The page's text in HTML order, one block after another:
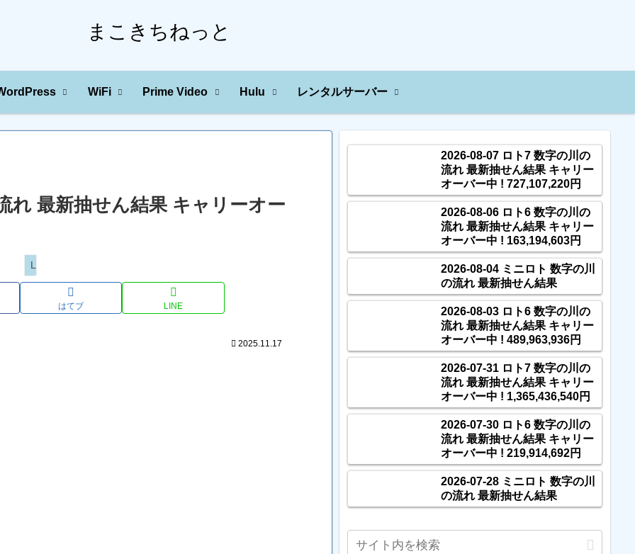
まこきちねっと
WiFi Prime Video Hulu レンタルサーバー
れ 最新抽せん結果 キャリーオー
Loto
はてブ LINE
2025.11.17
2026-08-07 ロト7 数字の川の
流れ 最新抽せん結果 キャリー
オーバー中 ! 727,107,220円
2026-08-06 ロト6 数字の川の
流れ 最新抽せん結果 キャリー
オーバー中 ! 163,194,603円
2026-08-04 ミニロト 数字の川
の流れ 最新抽せん結果
2026-08-03 ロト6 数字の川の
流れ 最新抽せん結果 キャリー
オーバー中 ! 489,963,936円
2026-07-31 ロト7 数字の川の
流れ 最新抽せん結果 キャリー
オーバー中 ! 1,365,436,540円
2026-07-30 ロト6 数字の川の
流れ 最新抽せん結果 キャリー
オーバー中 ! 219,914,692円
2026-07-28 ミニロト 数字の川
の流れ 最新抽せん結果